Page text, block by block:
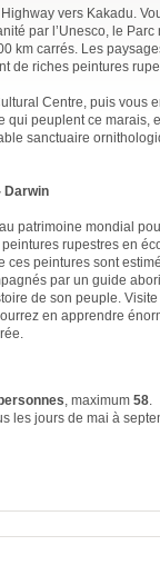
vers Kakadu.
par l’Unesco, le
km carrés. Les
de riches peintures
Centre, puis vous
qui peuplent ce
sanctuaire
Darwin
patrimoine mondial
rupestres en
ces peintures sont
par un guide
de son peuple.
en apprendre
, maximum 58.
les jours de mai à